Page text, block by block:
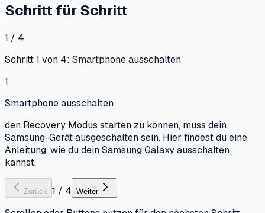
Schritt für Schritt
1 / 4
Schritt 1 von 4: Smartphone ausschalten
1
Smartphone ausschalten
den Recovery Modus starten zu können, muss dein
Samsung-Gerät ausgeschalten sein. Hier findest du eine
Anleitung, wie du dein Samsung Galaxy ausschalten
kannst.
Zurück 1 / 4 Weiter